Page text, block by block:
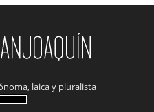
laica y pluralista